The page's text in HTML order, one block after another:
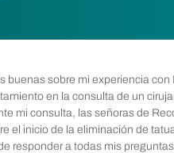
buenas sobre mi experiencia con
en la consulta de un
mi consulta, las señoras de
el inicio de la eliminación de
responder a todas mis